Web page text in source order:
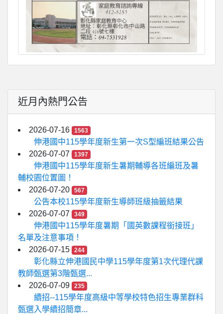
近月內熱門公告
2026-07-16 1563
伸港國中115學年度新生第一次S型編班結果公告
2026-07-07
1397
伸港國中115學年度新生暑期輔導各班編班及暑
輔校園位置圖！
2026-07-20
567
公告本校115學年度新生導師班級抽籤結果
2026-07-07
349
伸港國中115學年度暑期「國英數課程銜接班」
名單及注意事項！
2026-07-15
244
彰化縣立伸港國民中學115學年度第1次代理代課
教師甄選第3階甄選...
2026-07-09
235
續招--115學年度高級中等學校特色招生專業群科
甄選入學續招簡章...